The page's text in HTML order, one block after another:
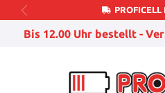
Zum Hauptinhalt springen
Bis 12.00 Uhr bestellt -